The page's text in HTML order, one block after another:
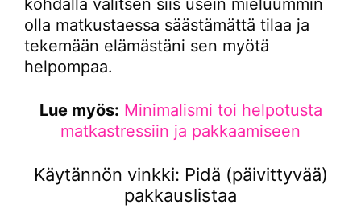
kohdalla valitsen siis usein mieluummin
olla matkustaessa säästämättä tilaa ja
tekemään elämästäni sen myötä
helpompaa.
Lue myös: Minimalismi toi helpotusta
matkastressiin ja pakkaamiseen
Käytännön vinkki: Pidä (päivittyvää)
pakkauslistaa